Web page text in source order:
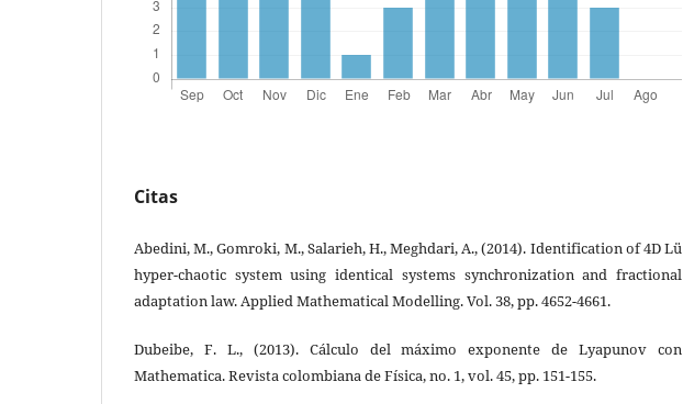
Citas
Abedini, M., Gomroki, M., Salarieh, H., Meghdari, A., (2014). Identification of 4D Lü
hyper-chaotic system using identical systems synchronization and fractional
adaptation law. Applied Mathematical Modelling. Vol. 38, pp. 4652-4661.
Dubeibe, F. L., (2013). Cálculo del máximo exponente de Lyapunov con
Mathematica. Revista colombiana de Física, no. 1, vol. 45, pp. 151-155.